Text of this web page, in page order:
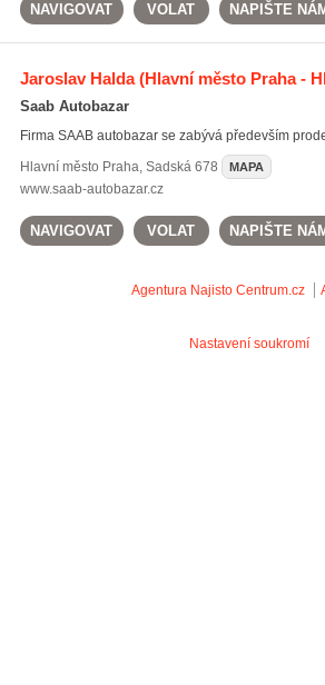
NAVIGOVAT VOLAT NAPIŠTE
Jaroslav Halda(Hlavní město Praha -
Saab Autobazar
Firma SAAB autobazar se zabývá především
Hlavní město Praha, Sadská 678 MAPA
www.saab-autobazar.cz
NAVIGOVAT VOLAT NAPIŠTE
Agentura Najisto Centrum.cz
Nastavení soukromí